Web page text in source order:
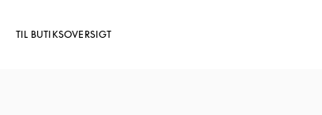
TIL BUTIKSOVERSIGT